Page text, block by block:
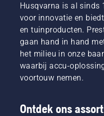
Husqvarna is al sinds
voor innovatie en
en tuinproducten.
gaan hand in hand
het milieu in onze
waarbij accu-
voortouw nemen.
Ontdek ons